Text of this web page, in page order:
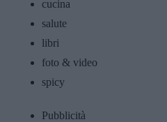
cucina
salute
libri
foto & video
spicy
Pubblicità